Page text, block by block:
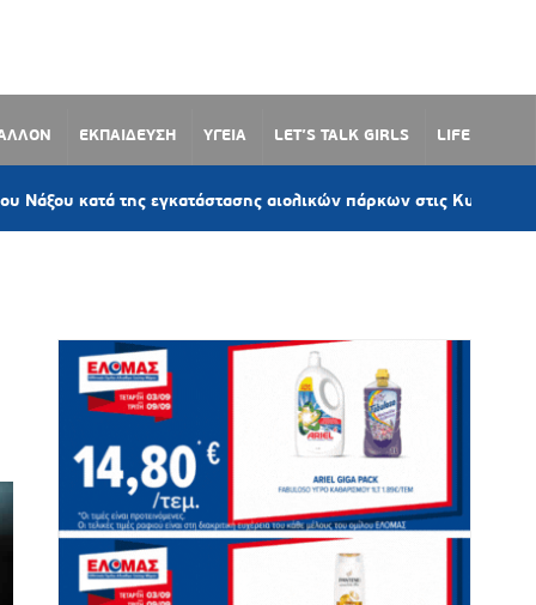
ΕΚΠΑΙΔΕΥΣΗ ΥΓΕΙΑ LET’S TALK GIRLS LIFE
της εγκατάστασης αιολικών πάρκων στις Κυκλάδες